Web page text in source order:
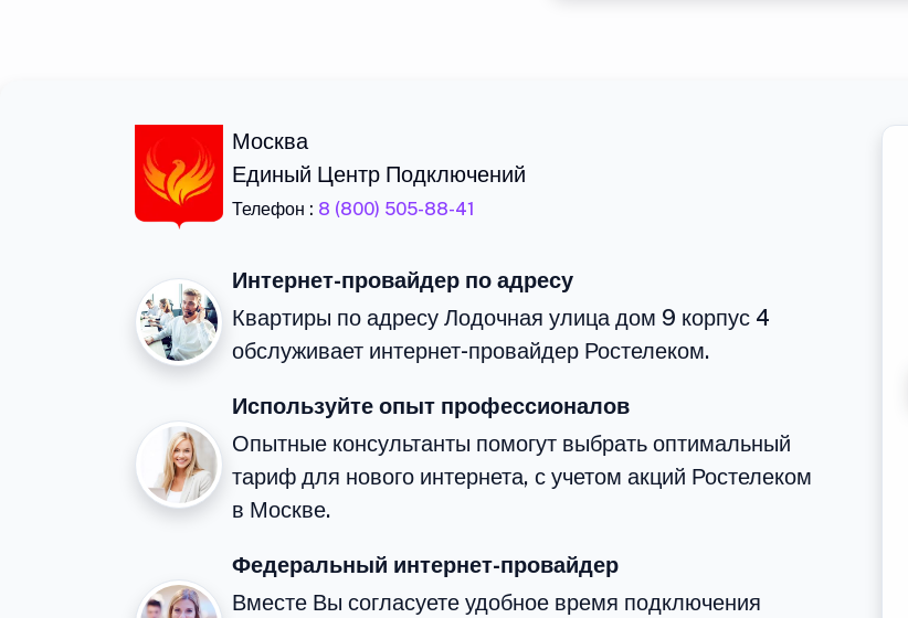
Москва
Единый Центр Подключений
Телефон : 8 (800) 505-88-41
Интернет-провайдер по адресу
Квартиры по адресу Лодочная улица дом 9 корпус 4
обслуживает интернет-провайдер Ростелеком.
Используйте опыт профессионалов
Опытные консультанты помогут выбрать оптимальный
тариф для нового интернета, с учетом акций Ростелеком
в Москве.
Федеральный интернет-провайдер
Вместе Вы согласуете удобное время подключения